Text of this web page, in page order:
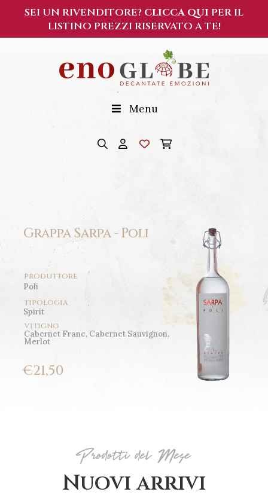
SEI UN RIVENDITORE? CLICCA QUI PER IL
LISTINO PREZZI RISERVATO A TE!
Menu
Cabernet Franc, Cabernet Sauvignon,
Merlot
Grappa Sarpa - Poli
€21,50
produttore
Poli
tipologia
Spirit
vitigno
Prodotti del Mese
Nuovi arrivi